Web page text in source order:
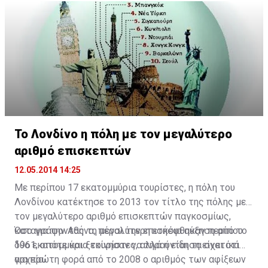
προσωπικής φροντίδας αυξάνονται κατά 4,5% το
Πηγή: www.marketingweek.co.uk
Το Λονδίνο η πόλη με τον μεγαλύτερο
αριθμό επισκεπτών
12.05.2014 14:25
Με περίπου 17 εκατομμύρια τουρίστες, η πόλη του
Λονδίνου κατέκτησε το 2013 τον τίτλο της πόλης με
τον μεγαλύτερο αριθμό επισκεπτών παγκοσμίως,
καταγράφοντας τη μεγαλύτερη ετήσια αύξηση από το
1961, οπότε και ξεκίνησαν να τηρούνται τα σχετικά
αρχεία.
Όσο για την Αθήνα, πέρσι την επισκέφθηκαν περίπου
δύο εκατομμύρια τουρίστες, αλλά η είδηση είναι ότι
για πρώτη φορά από το 2008 ο αριθμός των αφίξεων